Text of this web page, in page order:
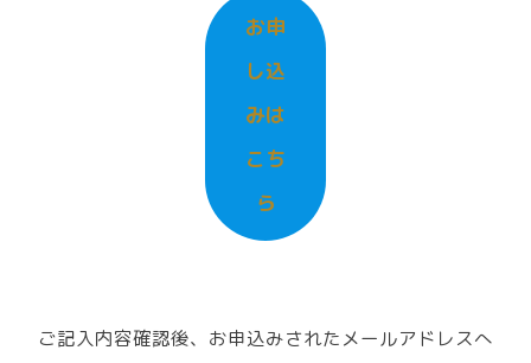
お申
し込
みは
こち
ら
ご記入内容確認後、お申込みされたメールアドレスへ